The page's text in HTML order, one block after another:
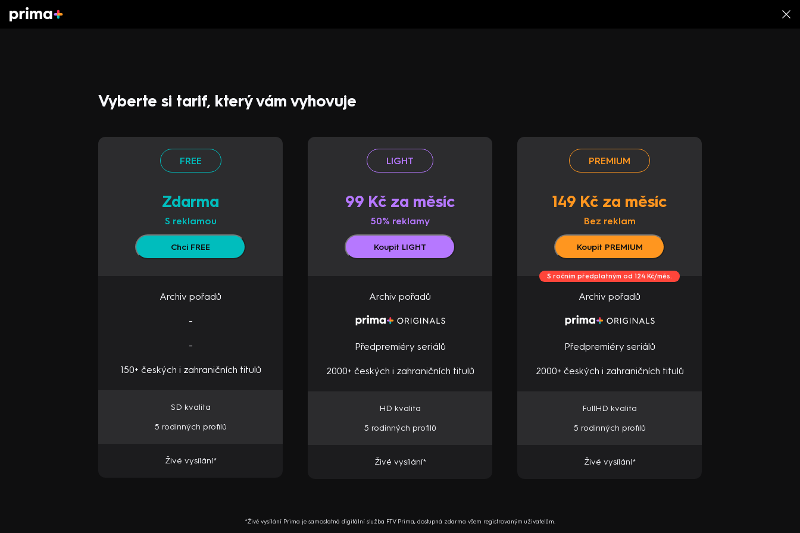
Vyberte si tarif, který vám vyhovuje
FREE
Zdarma
S reklamou
Chci FREE
Archiv pořadů
-
-
150+ českých i zahraničních titulů
SD kvalita
5 rodinných profilů
Živé vysílání*
LIGHT
99 Kč za měsíc
50% reklamy
Koupit LIGHT
Archiv pořadů
Předpremiéry seriálů
2000+ českých i zahraničních titulů
HD kvalita
5 rodinných profilů
Živé vysílání*
PREMIUM
149 Kč za měsíc
Bez reklam
Koupit PREMIUM
S ročním předplatným od 124 Kč/měs.
Archiv pořadů
Předpremiéry seriálů
2000+ českých i zahraničních titulů
FullHD kvalita
5 rodinných profilů
Živé vysílání*
*Živé vysílání Prima je samostatná digitální služba FTV Prima, dostupná zdarma všem registrovaným uživatelům.